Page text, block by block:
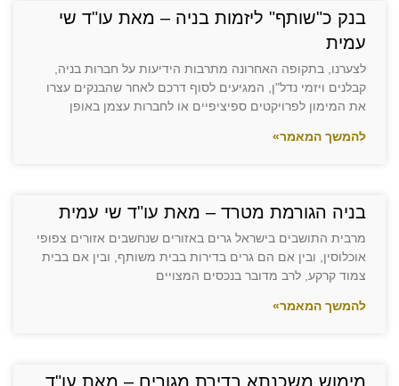
בנק כ"שותף" ליזמות בניה – מאת עו"ד שי
עמית
לצערנו, בתקופה האחרונה מתרבות הידיעות על חברות בניה,
קבלנים ויזמי נדל"ן, המגיעים לסוף דרכם לאחר שהבנקים עצרו
את המימון לפרויקטים ספיציפיים או לחברות עצמן באופן
להמשך המאמר»
בניה הגורמת מטרד – מאת עו"ד שי עמית
מרבית התושבים בישראל גרים באזורים שנחשבים אזורים צפופי
אוכלוסין, ובין אם הם גרים בדירות בבית משותף, ובין אם בבית
צמוד קרקע, לרב מדובר בנכסים המצויים
להמשך המאמר»
מימוש משכנתא בדירת מגורים – מאת עו"ד